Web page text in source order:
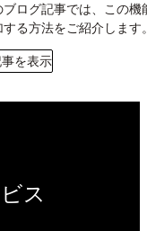
ログ記事では、この機
る方法をご紹介します
を表示
ス